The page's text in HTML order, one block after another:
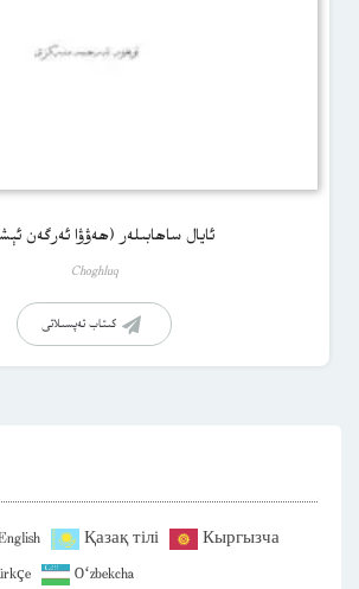
ئايال ساھابىلەر (ھەۋۋا ئەرگەن
Choghluq
كىتاب تەپسىلاتى
Қазақ тілі
Кыргызча
O‘zbekcha